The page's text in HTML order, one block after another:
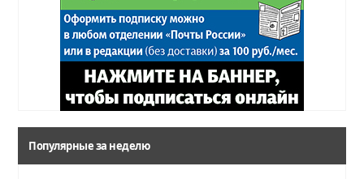
Популярные за неделю